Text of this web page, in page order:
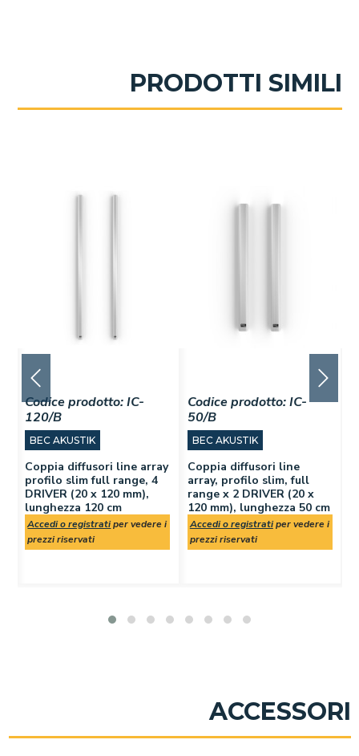
PRODOTTI SIMILI
Codice prodotto:IC-
120/B
BEC AKUSTIK
Coppia diffusori line array
profilo slim full range, 4
DRIVER (20 x 120 mm),
lunghezza 120 cm
Accedi o registratiper vedere i
prezzi riservati
Codice prodotto:IC-
50/B
BEC AKUSTIK
Coppia diffusori line
array, profilo slim, full
range x 2 DRIVER (20 x
120 mm), lunghezza 50 cm
Accedi o registratiper vedere i
prezzi riservati
ACCESSORI